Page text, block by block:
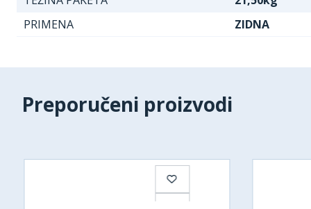
PRIMENA
ZIDNA
Preporučeni proizvodi